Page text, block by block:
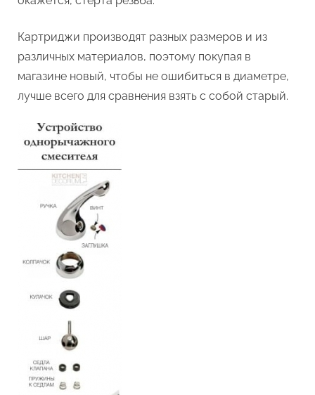
Картриджи производят разных размеров и из
различных материалов, поэтому покупая в
магазине новый, чтобы не ошибиться в диаметре,
лучше всего для сравнения взять с собой старый.